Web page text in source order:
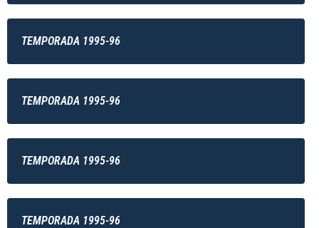
TEMPORADA 1995-96
TEMPORADA 1995-96
TEMPORADA 1995-96
TEMPORADA 1995-96